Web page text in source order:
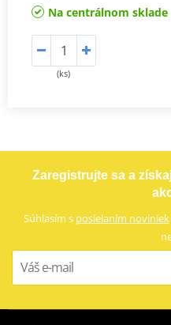
Na centrálnom sklade
(ks)
Zaregistrujte sa a
Súhlasím s posielaním noviniek